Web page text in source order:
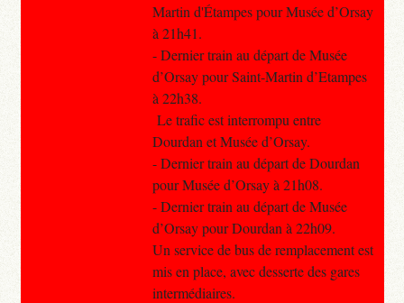
Martin d'Étampes pour Musée d’Orsay
à 21h41.
- Dernier train au départ de Musée
d’Orsay pour Saint-Martin d’Etampes
à 22h38.
Le trafic est interrompu entre
Dourdan et Musée d’Orsay.
- Dernier train au départ de Dourdan
pour Musée d’Orsay à 21h08.
- Dernier train au départ de Musée
d’Orsay pour Dourdan à 22h09.
Un service de bus de remplacement est
mis en place, avec desserte des gares
intermédiaires.